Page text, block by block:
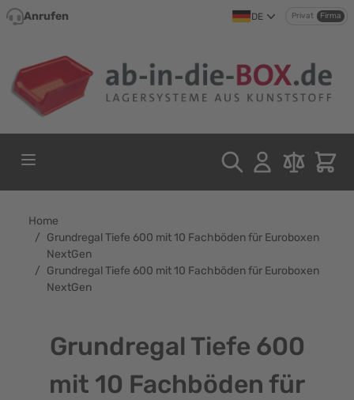
Direkt zum Inhalt
Anrufen DE Privat Firma
Home
/ Grundregal Tiefe 600 mit 10 Fachböden für Euroboxen
NextGen
/ Grundregal Tiefe 600 mit 10 Fachböden für Euroboxen
NextGen
Grundregal Tiefe 600
mit 10 Fachböden für